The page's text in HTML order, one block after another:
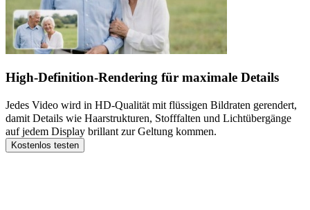
High-Definition-Rendering für maximale Details
Jedes Video wird in HD-Qualität mit flüssigen Bildraten gerendert,
damit Details wie Haarstrukturen, Stofffalten und Lichtübergänge
auf jedem Display brillant zur Geltung kommen.
Kostenlos testen